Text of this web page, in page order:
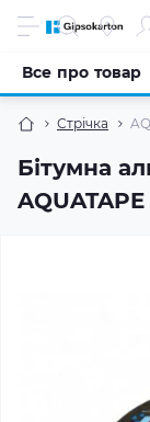
Стрічка
Бітумна
Все про товар